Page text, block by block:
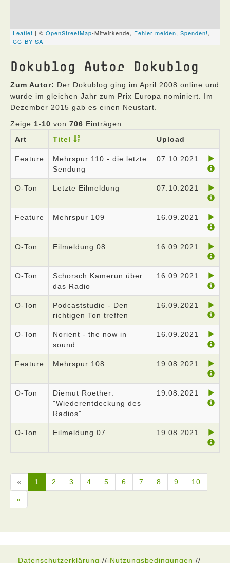
Dokublog Autor Dokublog
Zum Autor: Der Dokublog ging im April 2008 online und
wurde im gleichen Jahr zum Prix Europa nominiert. Im
Dezember 2015 gab es einen Neustart.
Zeige 1-10 von 706 Einträgen.
Art
Titel Upload
Feature
Mehrspur 110 - die letzte
Sendung
07.10.2021
O-Ton Letzte Eilmeldung 07.10.2021
Feature Mehrspur 109 16.09.2021
O-Ton Eilmeldung 08 16.09.2021
O-Ton
Schorsch Kamerun über
das Radio
16.09.2021
O-Ton
Podcaststudie - Den
richtigen Ton treffen
16.09.2021
O-Ton
Norient - the now in
sound
16.09.2021
Feature Mehrspur 108 19.08.2021
O-Ton
Diemut Roether:
"Wiederentdeckung des
Radios"
19.08.2021
O-Ton Eilmeldung 07 19.08.2021
« 1 2 3 4 5 6 7 8 9 10
»
Datenschutzerklärung // Nutzungsbedingungen //